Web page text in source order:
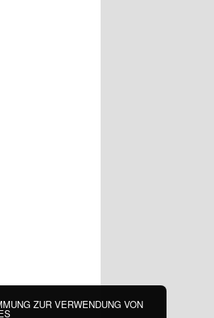
ZUR VERWENDUNG VON